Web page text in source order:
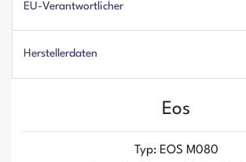
EU-Verantwortlicher
Herstellerdaten
Eos
Typ: EOS M080